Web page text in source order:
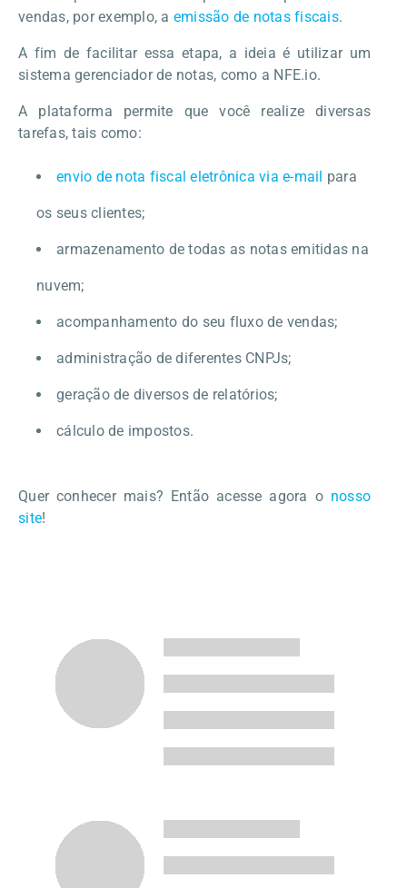
vendas, por exemplo, a emissão de notas fiscais.
A fim de facilitar essa etapa, a ideia é utilizar um
sistema gerenciador de notas, como a NFE.io.
A plataforma permite que você realize diversas
tarefas, tais como:
envio de nota fiscal eletrônica via e-mail para
os seus clientes;
armazenamento de todas as notas emitidas na
nuvem;
acompanhamento do seu fluxo de vendas;
administração de diferentes CNPJs;
geração de diversos de relatórios;
cálculo de impostos.
Quer conhecer mais? Então acesse agora o nosso
site!